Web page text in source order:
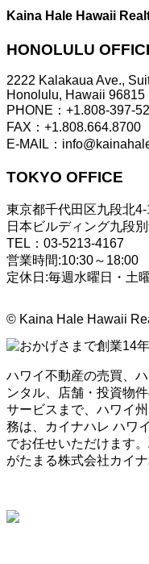
Kaina Hale Hawaii
HONOLULU
2222 Kalakaua Ave.,
Honolulu, Hawaii 96815
PHONE：+1.808-397-
FAX：+1.808.664.8700
E-MAIL：
TOKYO OFFICE
東京都千代田区九段北4-
日本ビルディング九段
TEL：03-5213-4167
営業時間:10:30～18:00
定休日:毎週水曜日・土
© Kaina Hale Hawaii
ハワイ不動産の売買、
ンタル、店舗・投資物
サービスまで、ハワイ
務は、カイナハレ ハワ
でお任せいただけます
がたまる株式会社カイ